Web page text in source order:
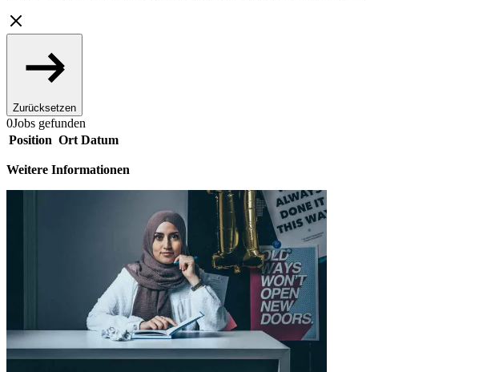
Zurücksetzen
0Jobs gefunden
Position Ort Datum
Weitere Informationen